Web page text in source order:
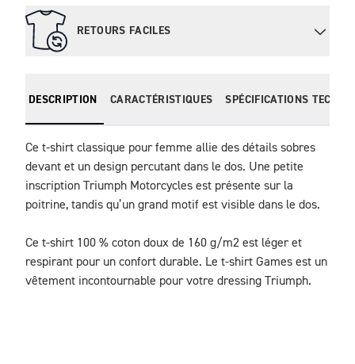
RETOURS FACILES
DESCRIPTION CARACTÉRISTIQUES SPÉCIFICATIONS
Ce t-shirt classique pour femme allie des détails sobres
devant et un design percutant dans le dos. Une petite
inscription Triumph Motorcycles est présente sur la
poitrine, tandis qu’un grand motif est visible dans le dos.
Ce t-shirt 100 % coton doux de 160 g/m2 est léger et
respirant pour un confort durable. Le t-shirt Games est un
vêtement incontournable pour votre dressing Triumph.